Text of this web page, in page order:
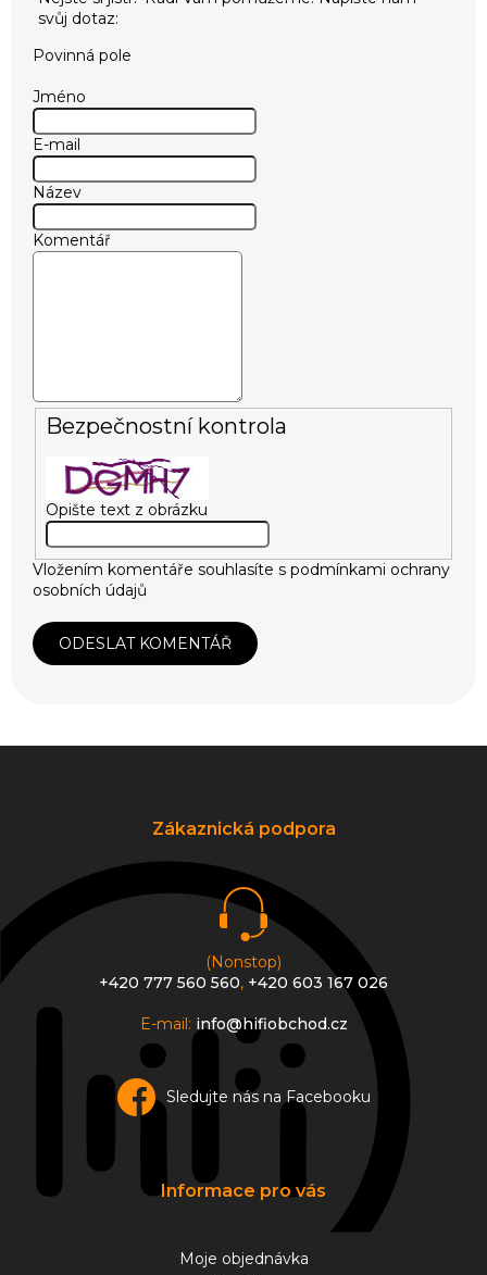
Povinná pole
Jméno
E-mail
Název
Komentář
Bezpečnostní kontrola
Opište text z obrázku
Vložením komentáře souhlasíte s podmínkami ochrany
osobních údajů
ODESLAT KOMENTÁŘ
Zákaznická podpora
(Nonstop)
+420 777 560 560, +420 603 167 026
E-mail: info@hifiobchod.cz
Sledujte nás na Facebooku
Informace pro vás
Moje objednávka